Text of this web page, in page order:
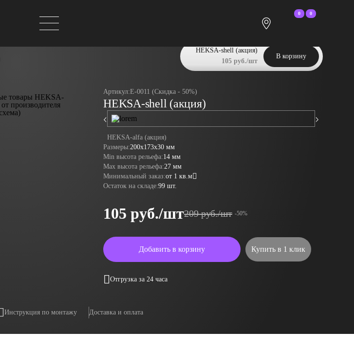
0 0
Артикул:E-0011 (Скидка - 50%)
HEKSA-shell (акция)
HEKSA-alfa (акция)
Размеры:200x173x30 мм
Min высота рельефа:14 мм
Max высота рельефа:27 мм
Минимальный заказ:от 1 кв.м
Остаток на складе:99 шт.
105 руб./шт209 руб./шт -50%
Добавить в корзину Купить в 1 клик
Отгрузка за 24 часа
HEKSA-shell (акция)
105 руб./шт
В корзину
Инструкция по монтажу Доставка и оплата